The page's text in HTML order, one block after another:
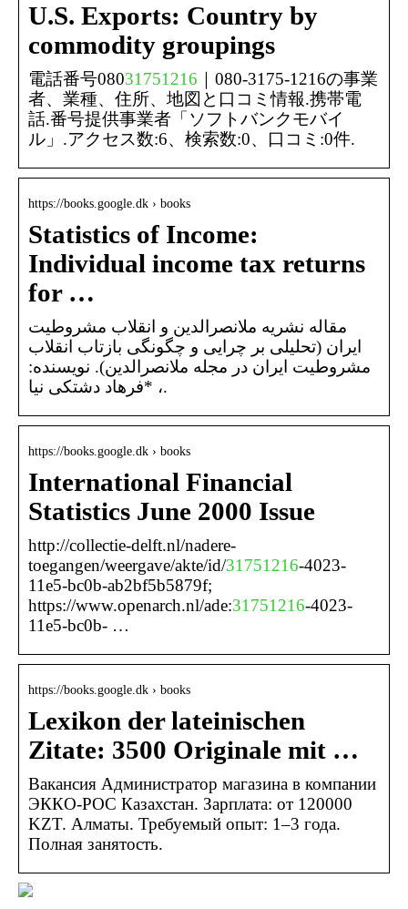
U.S. Exports: Country by
commodity groupings
電話番号08031751216 ｜080-3175-1216の事業
者、業種、住所、地図と口コミ情報.携帯電
話.番号提供事業者「ソフトバンクモバイ
ル」.アクセス数:6、検索数:0、口コミ:0件.
https://books.google.dk › books
Statistics of Income:
Individual income tax returns
for …
مقاله نشریه ملانصرالدین و انقلاب مشروطیت
ایران (تحلیلی بر چرایی و چگونگی بازتاب انقلاب
مشروطیت ایران در مجله ملانصرالدین). نویسنده:
فرهاد دشتکی نیا* ،.
https://books.google.dk › books
International Financial
Statistics June 2000 Issue
http://collectie-delft.nl/nadere-
toegangen/weergave/akte/id/31751216-4023-
11e5-bc0b-ab2bf5b5879f;
https://www.openarch.nl/ade:31751216-4023-
11e5-bc0b- …
https://books.google.dk › books
Lexikon der lateinischen
Zitate: 3500 Originale mit …
Вакансия Администратор магазина в компании
ЭККО-РОС Казахстан. Зарплата: от 120000
KZT. Алматы. Требуемый опыт: 1–3 года.
Полная занятость.